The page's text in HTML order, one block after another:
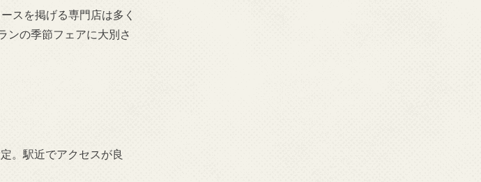
スを掲げる専門店は多く
ンの季節フェアに大別さ
。駅近でアクセスが良